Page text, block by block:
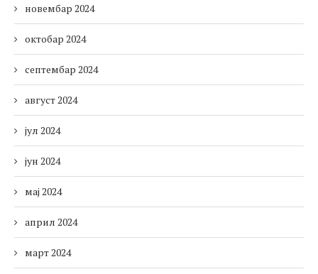
новембар 2024
октобар 2024
септембар 2024
август 2024
јул 2024
јун 2024
мај 2024
април 2024
март 2024